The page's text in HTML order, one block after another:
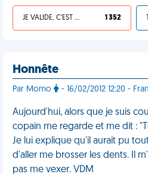
JE VALIDE, C'EST UNE VDM 1 352
Honnête
Par Momo - 16/02/2012 12:20 -
Aujourd'hui, alors que je suis
copain me regarde et me dit :
Je lui explique qu'il aurait pu
d'aller me brosser les dents. Il
pas me vexer. VDM